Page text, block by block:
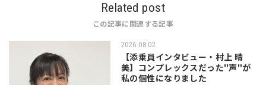
Related post
この記事に関連する記事
2026.08.02
【添乗員インタビュー・村上 晴
美】コンプレックスだった"声"が
私の個性になりました